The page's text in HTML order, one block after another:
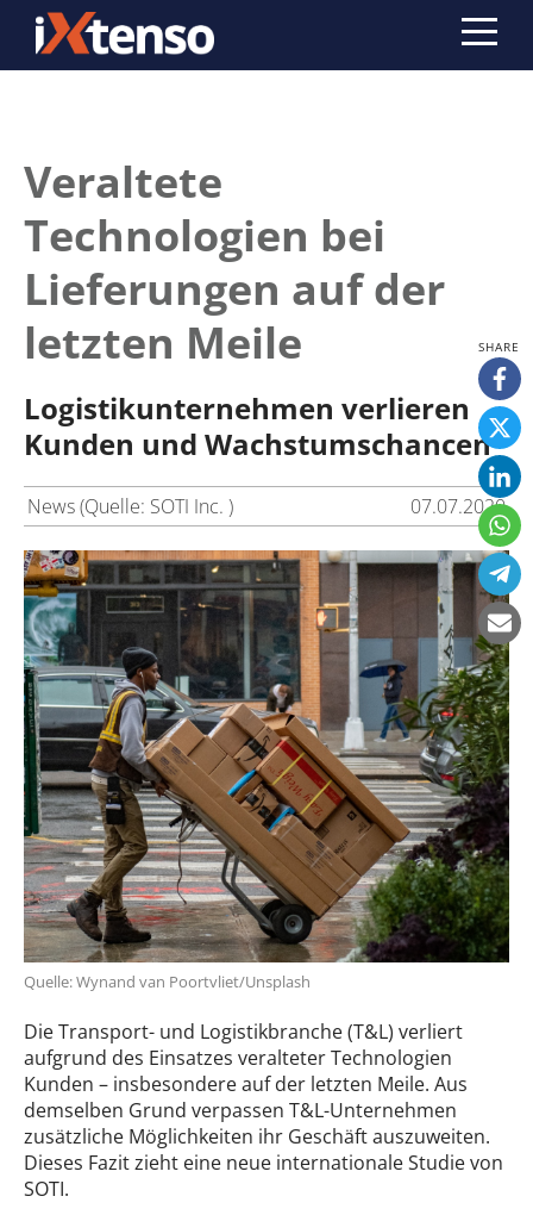
Veraltete
Technologien bei
Lieferungen auf der
letzten Meile
Logistikunternehmen verlieren
Kunden und Wachstumschancen
News (Quelle: SOTI Inc. ) 07.07.2020
Quelle: Wynand van Poortvliet/Unsplash
Die Transport- und Logistikbranche (T&L) verliert
aufgrund des Einsatzes veralteter Technologien
Kunden – insbesondere auf der letzten Meile. Aus
demselben Grund verpassen T&L-Unternehmen
zusätzliche Möglichkeiten ihr Geschäft auszuweiten.
Dieses Fazit zieht eine neue internationale Studie von
SOTI.